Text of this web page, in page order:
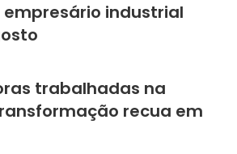
industrial
trabalhadas na
recua em